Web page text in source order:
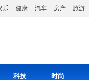
乐 健康 汽车 房产 旅游
科技 时尚